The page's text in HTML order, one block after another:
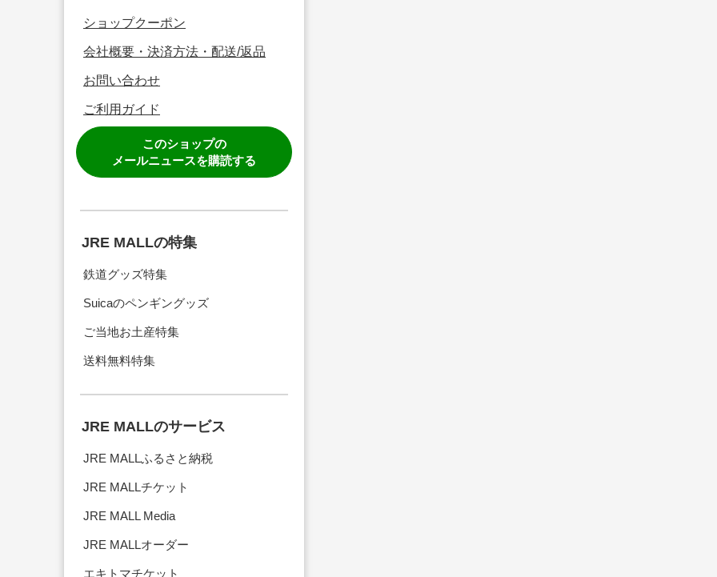
ショップクーポン
会社概要・決済方法・配送/返品
お問い合わせ
ご利用ガイド
このショップの
メールニュースを購読する
JRE MALLの特集
鉄道グッズ特集
Suicaのペンギングッズ
ご当地お土産特集
送料無料特集
JRE MALLのサービス
JRE MALLふるさと納税
JRE MALLチケット
JRE MALL Media
JRE MALLオーダー
エキトマチケット